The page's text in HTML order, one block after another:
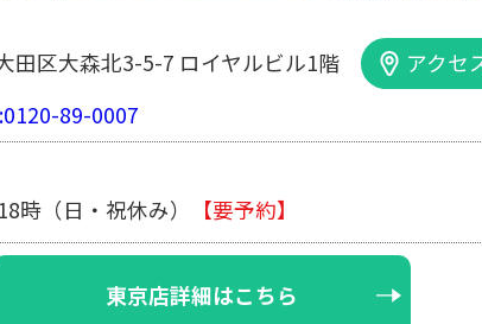
大阪市中央区内平野町1-1-5 西大手前ビル
TEL:0120-89-0007
10時～18時（日・祝休み/土曜は不定休）
大阪店詳細はこちら